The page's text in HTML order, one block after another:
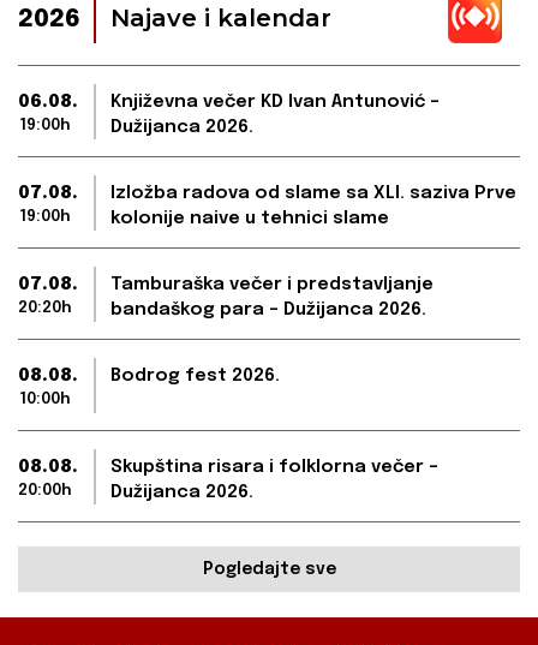
2026 Najave i kalendar
06.08.
19:00h
Književna večer KD Ivan Antunović –
Dužijanca 2026.
07.08.
19:00h
Izložba radova od slame sa XLI. saziva Prve
kolonije naive u tehnici slame
07.08.
20:20h
Tamburaška večer i predstavljanje
bandaškog para – Dužijanca 2026.
08.08.
10:00h
Bodrog fest 2026.
08.08.
20:00h
Skupština risara i folklorna večer –
Dužijanca 2026.
Pogledajte sve